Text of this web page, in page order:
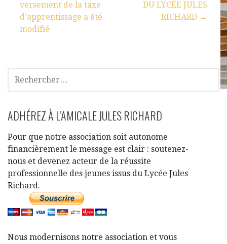
convier à…
versement de la taxe
d’apprentissage a été
modifié
DU LYCÉE JULES
RICHARD →
ADHÉREZ À L’AMICALE JULES RICHARD
Pour que notre association soit autonome
financièrement le message est clair : soutenez-
nous et devenez acteur de la réussite
professionnelle des jeunes issus du Lycée Jules
Richard.
Nous modernisons notre association et vous